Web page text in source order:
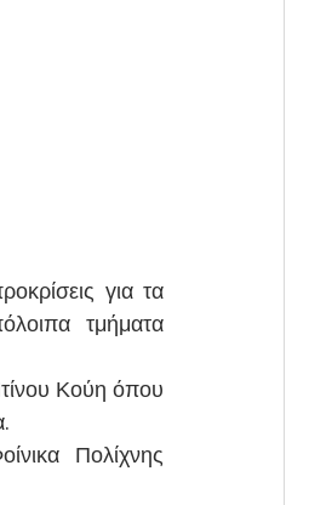
για τα
τμήματα
Κούη όπου
Πολίχνης